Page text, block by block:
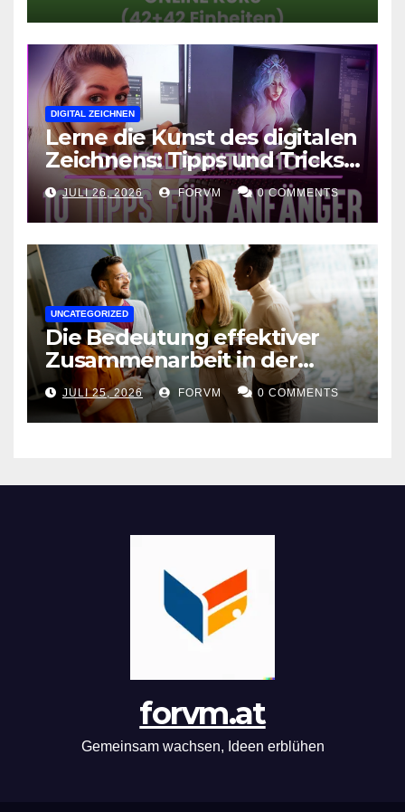
DIGITAL ZEICHNEN
Lerne die Kunst des digitalen
Zeichnens: Tipps und Tricks
für kreative Ausdruckskunst
JULI 26, 2026 FORVM 0 COMMENTS
UNCATEGORIZED
Die Bedeutung effektiver
Zusammenarbeit in der
Arbeitswelt
JULI 25, 2026 FORVM 0 COMMENTS
forvm.at
Gemeinsam wachsen, Ideen erblühen